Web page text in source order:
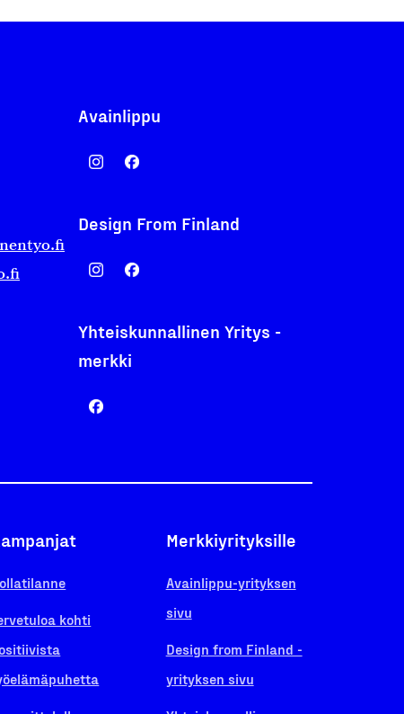
Avainlippu
Design From Finland
Yhteiskunnallinen Yritys -
merkki
kohti
Merkkiyrityksille
Avainlippu-yrityksen
sivu
Design from Finland -
yrityksen sivu